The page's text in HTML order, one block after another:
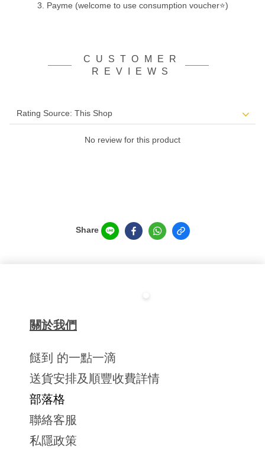
3. Payme (welcome to use consumption voucher⭐)
CUSTOMER
REVIEWS
No review for this product
Share
關於我們
餸到 的一點一滴
送貨安排及順豐收費詳情
部落格
聯絡客服
私隱政策